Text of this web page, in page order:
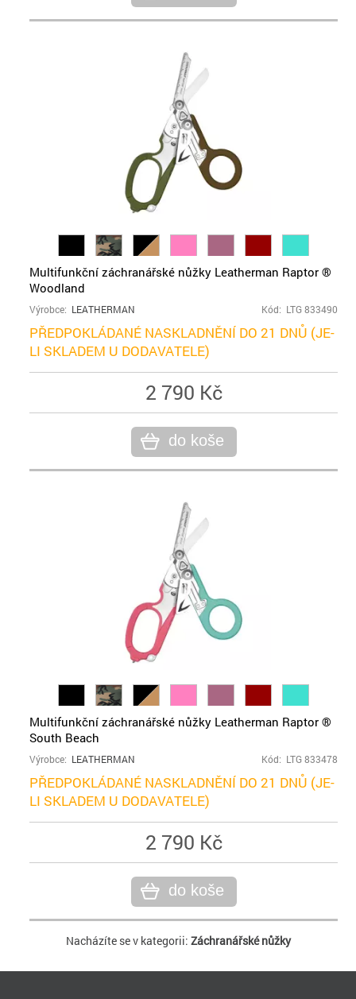
Multifunkční záchranářské nůžky Leatherman Raptor ®
Woodland
Výrobce: LEATHERMAN Kód: LTG 833490
PŘEDPOKLÁDANÉ NASKLADNĚNÍ DO 21 DNŮ (JE-
LI SKLADEM U DODAVATELE)
2 790 Kč
do koše
Multifunkční záchranářské nůžky Leatherman Raptor ®
South Beach
Výrobce: LEATHERMAN Kód: LTG 833478
PŘEDPOKLÁDANÉ NASKLADNĚNÍ DO 21 DNŮ (JE-
LI SKLADEM U DODAVATELE)
2 790 Kč
do koše
Nacházíte se v kategorii: Záchranářské nůžky